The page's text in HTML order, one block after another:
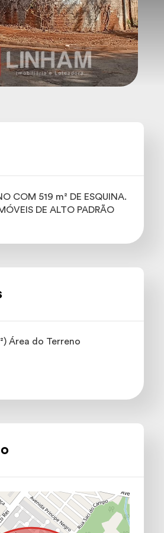
COM 519 m² DE ESQUINA.
DE ALTO PADRÃO
Área do Terreno